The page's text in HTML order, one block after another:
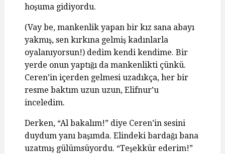
hoşuma gidiyordu.
(Vay be, mankenlik yapan bir kız sana abayı
yakmış, sen kırkına gelmiş kadınlarla
oyalanıyorsun!) dedim kendi kendime. Bir
yerde onun yaptığı da mankenlikti çünkü.
Ceren’in içerden gelmesi uzadıkça, her bir
resme baktım uzun uzun, Elifnur’u
inceledim.
Derken, “Al bakalım!” diye Ceren’in sesini
duydum yanı başımda. Elindeki bardağı bana
uzatmış gülümsüyordu. “Teşekkür ederim!”